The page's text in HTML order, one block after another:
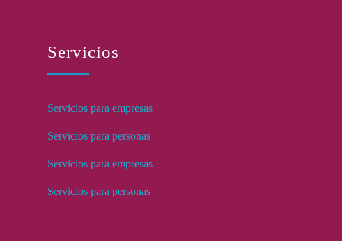
Servicios
Servicios para empresas
Servicios para personas
Servicios para empresas
Servicios para personas